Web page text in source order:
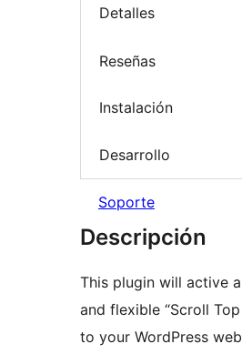
Detalles
Reseñas
Instalación
Desarrollo
Soporte
Descripción
This plugin will active
and flexible “Scroll
to your WordPress